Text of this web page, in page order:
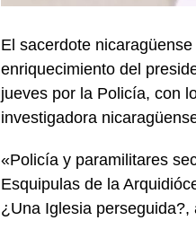
El sacerdote
enriquecimiento del
jueves por la Policía, con
investigadora
«Policía y paramilitares
Esquipulas de la
¿Una Iglesia